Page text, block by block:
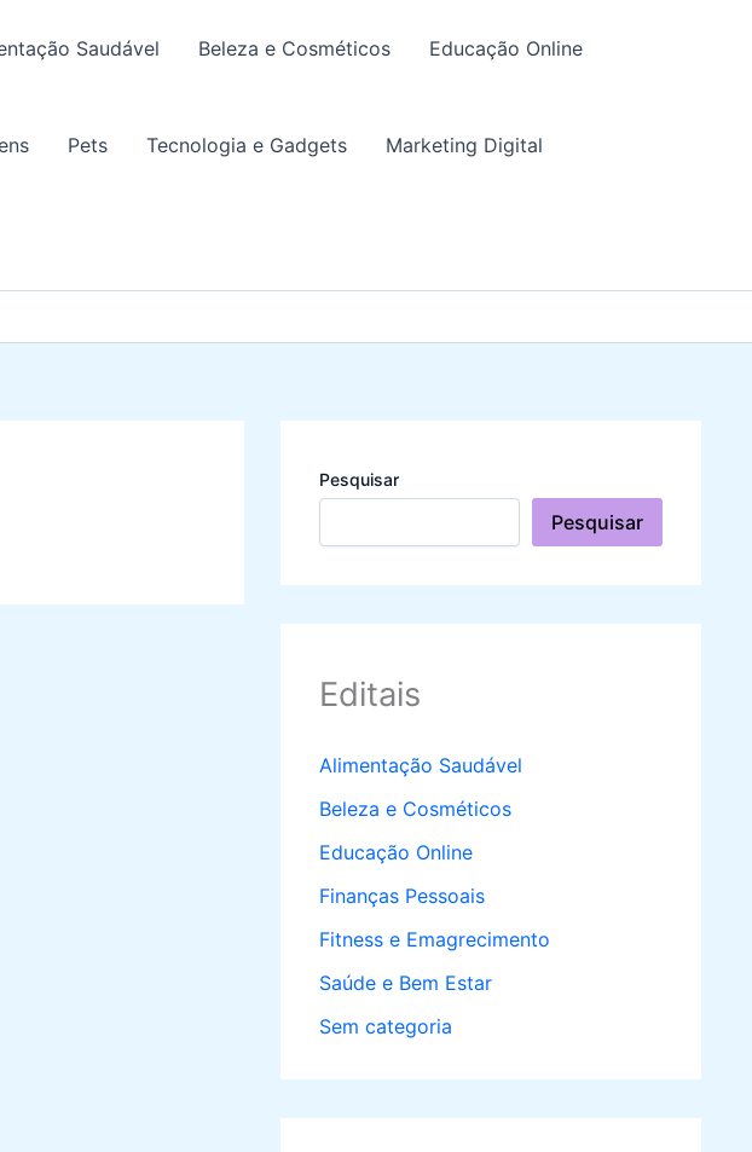
Saudável Beleza e Cosméticos Educação Online
Pets Tecnologia e Gadgets Marketing Digital
Pesquisar
Pesquisar
Editais
Alimentação Saudável
Beleza e Cosméticos
Educação Online
Finanças Pessoais
Fitness e Emagrecimento
Saúde e Bem Estar
Sem categoria